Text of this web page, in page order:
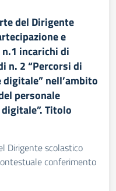
del Dirigente
e
incarichi di
n. 2 “Percorsi di
nell’ambito
personale
Titolo
Dirigente scolastico
conferimento